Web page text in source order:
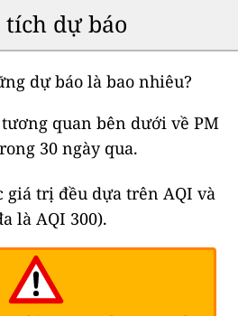
tích dự báo
dự báo là bao nhiêu?
quan bên dưới về PM
30 ngày qua.
giá trị đều dựa trên AQI và
là AQI 300).